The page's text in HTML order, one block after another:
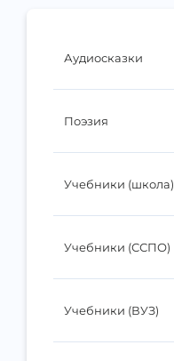
Аудиосказки
Поэзия
Учебники (школа)
Учебники (ССПО)
Учебники (ВУЗ)